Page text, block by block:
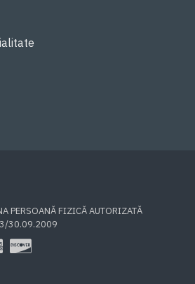
PERSOANĂ FIZICĂ AUTORIZATĂ
30.09.2009